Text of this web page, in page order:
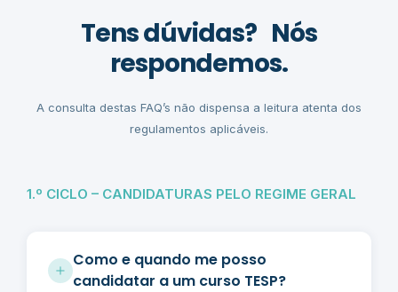
Tens dúvidas? Nós
respondemos.
A consulta destas FAQ’s não dispensa a leitura atenta dos
regulamentos aplicáveis.
1.º CICLO – CANDIDATURAS PELO REGIME GERAL
Como e quando me posso
candidatar a um curso TESP?